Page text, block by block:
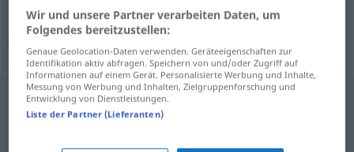
Wunderblumef marvel-of-Peru BOT Mirabilis
jalapa
Wir und unsere Partner verarbeiten Daten, um
Folgendes bereitzustellen:
Genaue Geolocation-Daten verwenden. Geräteeigenschaften zur
Identifikation aktiv abfragen. Speichern von und/oder Zugriff auf
Informationen auf einem Gerät. Personalisierte Werbung und Inhalte,
Messung von Werbung und Inhalten, Zielgruppenforschung und
Entwicklung von Dienstleistungen.
Liste der Partner (Lieferanten)